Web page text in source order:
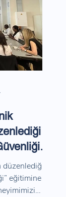
düzenlediği
eğitimine